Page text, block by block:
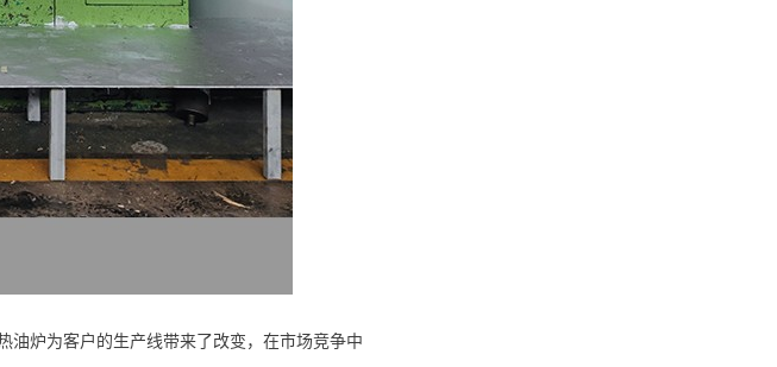
油炉为客户的生产线带来了改变，在市场竞争中